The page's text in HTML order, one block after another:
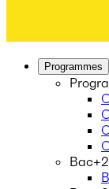
Programmes